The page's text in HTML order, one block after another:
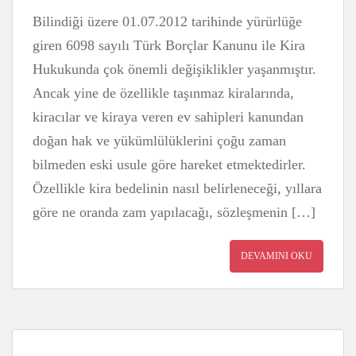
Bilindiği üzere 01.07.2012 tarihinde yürürlüğe
giren 6098 sayılı Türk Borçlar Kanunu ile Kira
Hukukunda çok önemli değişiklikler yaşanmıştır.
Ancak yine de özellikle taşınmaz kiralarında,
kiracılar ve kiraya veren ev sahipleri kanundan
doğan hak ve yükümlülüklerini çoğu zaman
bilmeden eski usule göre hareket etmektedirler.
Özellikle kira bedelinin nasıl belirleneceği, yıllara
göre ne oranda zam yapılacağı, sözleşmenin […]
DEVAMINI OKU